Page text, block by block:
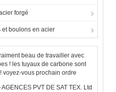
forgé
et boulons en acier
beau de travailler avec
! les tuyaux de carbone sont
voyez-vous prochain ordre
PVT DE SAT TEX. Ltd